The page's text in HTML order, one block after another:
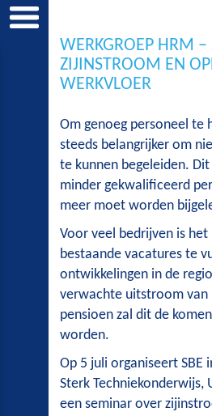
WERKGROEP HRM
ZIJINSTROOM EN
WERKVLOER
Om genoeg personeel te
steeds belangrijker om
te kunnen begeleiden.
minder gekwalificeerd
meer moet worden
Voor veel bedrijven is
bestaande vacatures te
ontwikkelingen in de
verwachte uitstroom van
pensioen zal dit de
worden.
Op 5 juli organiseert SBE
Sterk Techniekonderwijs,
een seminar over